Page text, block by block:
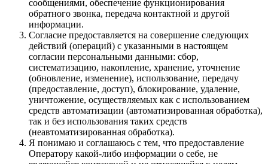
сообщениями, обеспечение функционирования
обратного звонка, передача контактной и другой
информации.
Согласие предоставляется на совершение следующих
действий (операций) с указанными в настоящем
согласии персональными данными: сбор,
систематизацию, накопление, хранение, уточнение
(обновление, изменение), использование, передачу
(предоставление, доступ), блокирование, удаление,
уничтожение, осуществляемых как с использованием
средств автоматизации (автоматизированная обработка),
так и без использования таких средств
(неавтоматизированная обработка).
Я понимаю и соглашаюсь с тем, что предоставление
Оператору какой-либо информации о себе, не